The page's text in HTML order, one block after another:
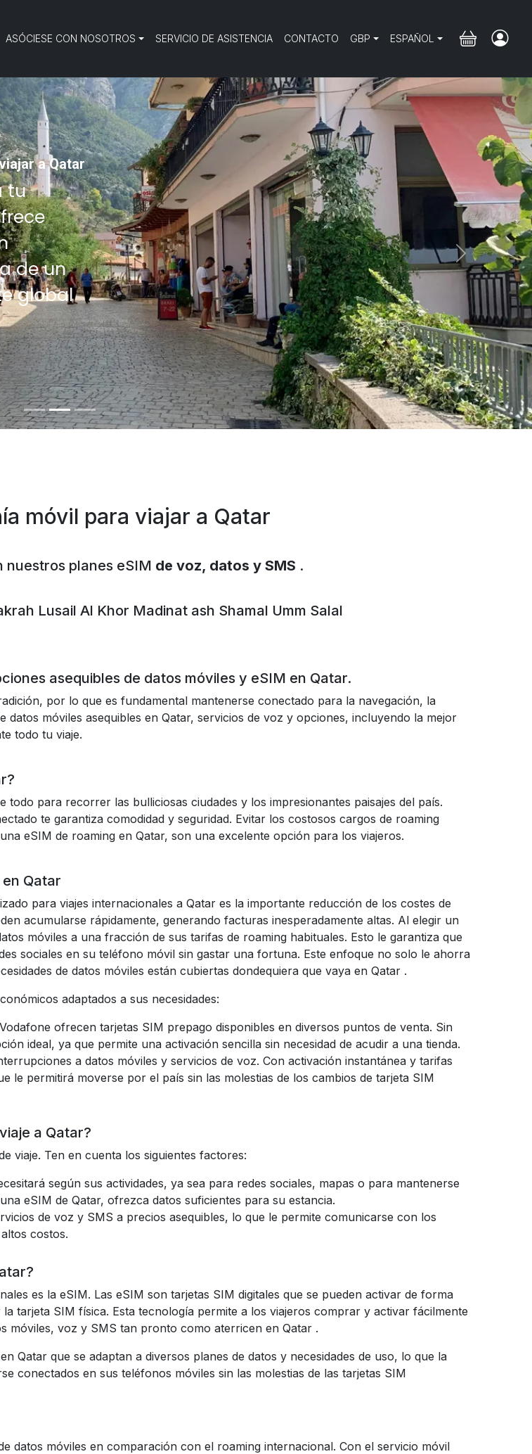
ASÓCIESE CON NOSOTROS SERVICIO DE ASISTENCIA CONTACTO GBP ESPAÑOL
a Qatar
tu
de un
global
Next
móvil para viajar a Qatar
nuestros planes eSIM de voz, datos y SMS .
Lusail Al Khor Madinat ash Shamal Umm Salal
asequibles de datos móviles y eSIM en Qatar.
por lo que es fundamental mantenerse conectado para la navegación, la
móviles asequibles en Qatar, servicios de voz y opciones, incluyendo la mejor
todo tu viaje.
para recorrer las bulliciosas ciudades y los impresionantes paisajes del país.
te garantiza comodidad y seguridad. Evitar los costosos cargos de roaming
eSIM de roaming en Qatar, son una excelente opción para los viajeros.
Qatar
para viajes internacionales a Qatar es la importante reducción de los costes de
acumularse rápidamente, generando facturas inesperadamente altas. Al elegir un
móviles a una fracción de sus tarifas de roaming habituales. Esto le garantiza que
sociales en su teléfono móvil sin gastar una fortuna. Este enfoque no solo le ahorra
de datos móviles están cubiertas dondequiera que vaya en Qatar .
adaptados a sus necesidades:
ofrecen tarjetas SIM prepago disponibles en diversos puntos de venta. Sin
ideal, ya que permite una activación sencilla sin necesidad de acudir a una tienda.
a datos móviles y servicios de voz. Con activación instantánea y tarifas
le permitirá moverse por el país sin las molestias de los cambios de tarjeta SIM
a Qatar?
viaje. Ten en cuenta los siguientes factores:
según sus actividades, ya sea para redes sociales, mapas o para mantenerse
eSIM de Qatar, ofrezca datos suficientes para su estancia.
de voz y SMS a precios asequibles, lo que le permite comunicarse con los
costos.
es la eSIM. Las eSIM son tarjetas SIM digitales que se pueden activar de forma
tarjeta SIM física. Esta tecnología permite a los viajeros comprar y activar fácilmente
móviles, voz y SMS tan pronto como aterricen en Qatar .
Qatar que se adaptan a diversos planes de datos y necesidades de uso, lo que la
conectados en sus teléfonos móviles sin las molestias de las tarjetas SIM
datos móviles en comparación con el roaming internacional. Con el servicio móvil